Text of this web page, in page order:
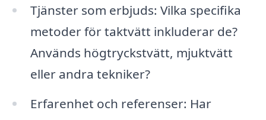
Tjänster som erbjuds: Vilka specifika
metoder för taktvätt inkluderar de?
Används högtryckstvätt, mjuktvätt
eller andra tekniker?
Erfarenhet och referenser: Har